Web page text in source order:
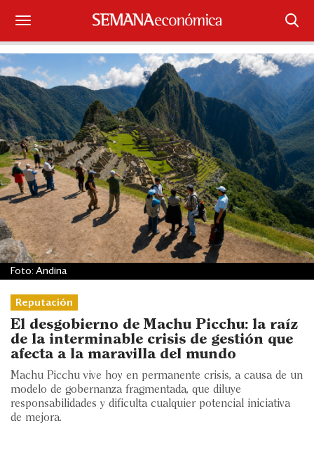
Suscríbase
Iniciar sesión
Portada
¿Qué está pasando?
Sectores y Empresas
Management
Economía y Finanzas
Legal y Política
Blogs
Ranking CEO
Edición Impresa
Reputación
El desgobierno de Machu Picchu: la raíz
de la interminable crisis de gestión que
afecta a la maravilla del mundo
Machu Picchu vive hoy en permanente crisis, a causa de un
modelo de gobernanza fragmentada, que diluye
responsabilidades y dificulta cualquier potencial iniciativa
de mejora.
Foto: Andina